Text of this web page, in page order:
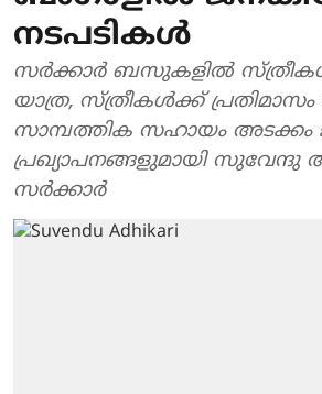
നടപടികള്‍
സര്‍ക്കാര്‍ ബസുകളില്‍
യാത്ര, സ്ത്രീകള്‍ക്ക് പ്രതിമാസം
സാമ്പത്തിക സഹായം അടക്കം
പ്രഖ്യാപനങ്ങളുമായി സുവേന്ദു
സര്‍ക്കാര്‍